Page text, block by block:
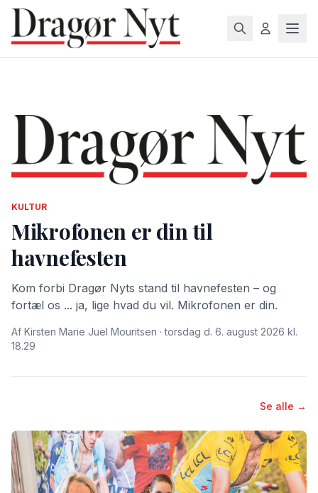
KULTUR
Mikrofonen er din til
havnefesten
Kom forbi Dragør Nyts stand til havnefesten – og
fortæl os ... ja, lige hvad du vil. Mikrofonen er din.
Af Kirsten Marie Juel Mouritsen · torsdag d. 6. august 2026 kl.
18.29
Se alle →